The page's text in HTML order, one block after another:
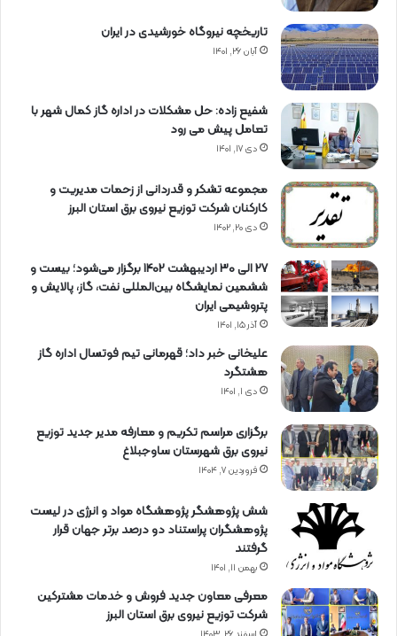
تاریخچه نیروگاه خورشیدی در ایران
آبان ۲۶, ۱۴۰۱
شفیع زاده: حل مشکلات در اداره گاز کمال شهر با
تعامل پیش می رود
دی ۱۷, ۱۴۰۱
مجموعه تشکر و قدردانی از زحمات مدیریت و
کارکنان شرکت توزیع نیروی برق استان البرز
دی ۲۰, ۱۴۰۲
27 الی 30 اردیبهشت 1402 برگزار می‌شود؛ بیست و
ششمین نمایشگاه بین‌المللی نفت، گاز، پالایش و
پتروشیمی ایران
آذر ۱۵, ۱۴۰۱
علیخانی خبر داد؛ قهرمانی تیم فوتسال اداره گاز
هشتگرد
دی ۱, ۱۴۰۱
برگزاری مراسم تكریم و معارفه مدیر جدید توزیع
نیروی برق شهرستان ساوجبلاغ
فروردین ۷, ۱۴۰۴
شش پژوهشگر پژوهشگاه مواد و انرژی در لیست
پژوهشگران پراستناد دو درصد برتر جهان قرار
گرفتند
بهمن ۱۱, ۱۴۰۱
معرفی معاون جدید فروش و خدمات مشتركین
شركت توزیع نیروی برق استان البرز